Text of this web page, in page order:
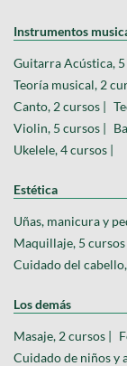
Instrumentos
Guitarra Acústica, 5
Teoría musical, 2
Canto, 2 cursos |
Violin, 5 cursos |
Ukelele, 4 cursos |
Estética
Uñas, manicura y
Maquillaje, 5 cursos
Cuidado del
Los demás
Masaje, 2 cursos |
Cuidado de niños y